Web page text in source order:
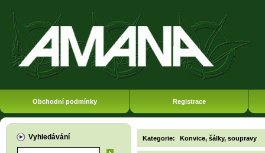
Obchodní podmínky Registrace
Vyhledávání Kategorie: Konvice, šálky, soupravy